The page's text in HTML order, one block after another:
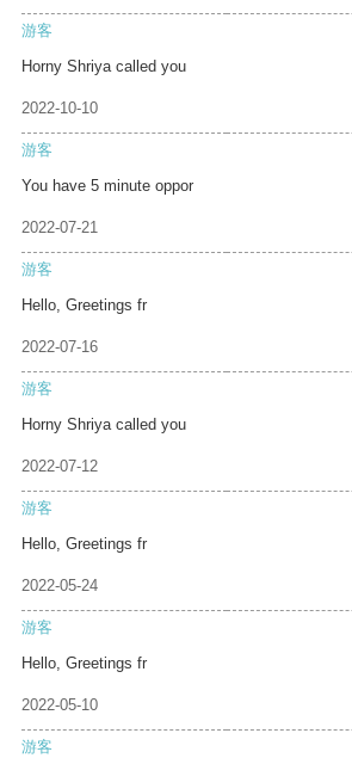
游客
Horny Shriya called you
2022-10-10
游客
You have 5 minute oppor
2022-07-21
游客
Hello, Greetings fr
2022-07-16
游客
Horny Shriya called you
2022-07-12
游客
Hello, Greetings fr
2022-05-24
游客
Hello, Greetings fr
2022-05-10
游客